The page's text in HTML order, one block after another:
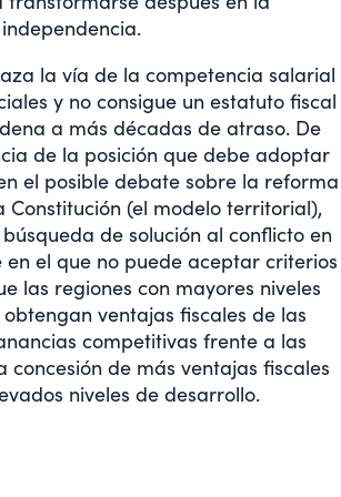
la vía de la competencia salarial
y no consigue un estatuto fiscal
a más décadas de atraso. De
de la posición que debe adoptar
el posible debate sobre la reforma
Constitución (el modelo territorial),
de solución al conflicto en
el que no puede aceptar criterios
las regiones con mayores niveles
ventajas fiscales de las
competitivas frente a las
concesión de más ventajas fiscales
niveles de desarrollo.